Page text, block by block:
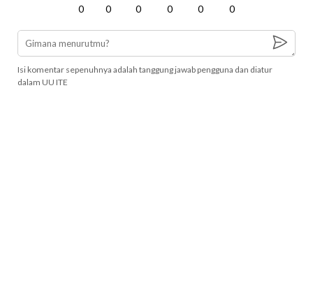
0 0 0 0 0 0
Isi komentar sepenuhnya adalah tanggung jawab pengguna dan diatur
dalam UU ITE